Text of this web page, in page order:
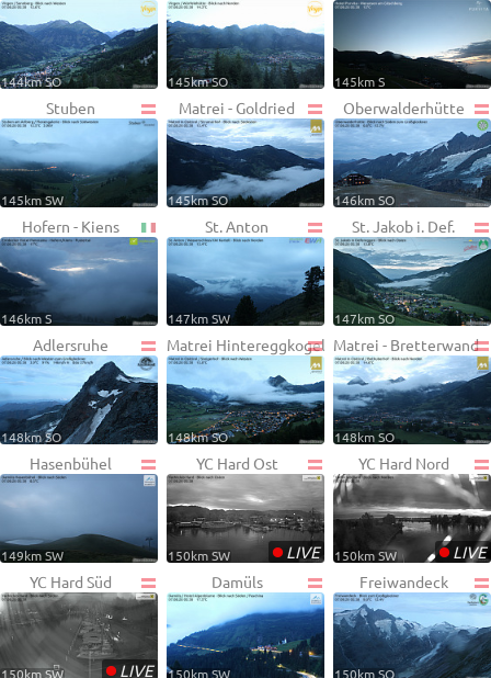
144km SO 145km SO 145km S
Stuben
145km SW
Matrei - Goldried
145km SO
Oberwalderhütte
146km SO
Hofern - Kiens
146km S
St. Anton
147km SW
St. Jakob i. Def.
147km SO
Adlersruhe
148km SO
Matrei Hintereggkogel
148km SO
Matrei - Bretterwand
148km SO
Hasenbühel
149km SW
YC Hard Ost
•LIVE
150km SW
YC Hard Nord
•LIVE
150km SW
YC Hard Süd
•LIVE
150km SW
Damüls
150km SW
Freiwandeck
150km SO